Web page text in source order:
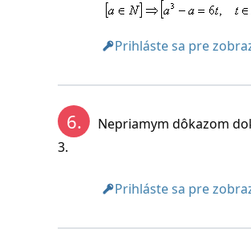
Prihláste sa pre
6. Nepriamym dôkazom
3.
Prihláste sa pre